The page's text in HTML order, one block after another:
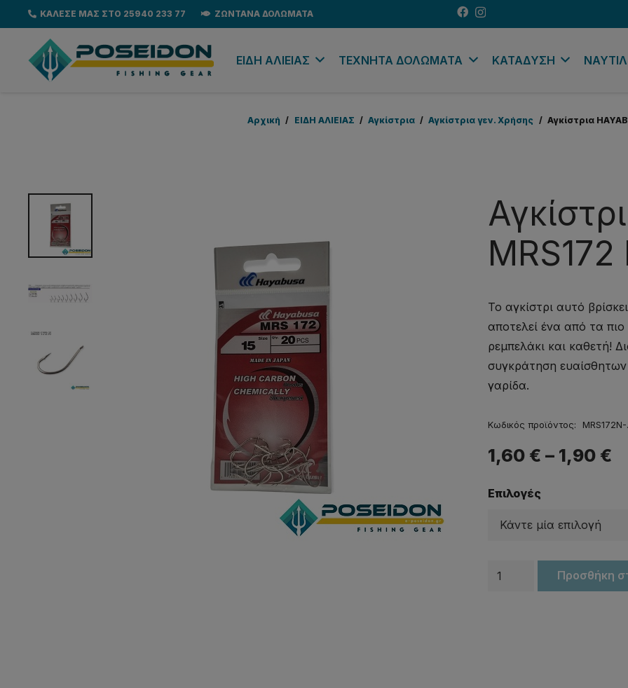
ΚΑΛΕΣΕ ΜΑΣ ΣΤΟ 25940 233 77 ΖΩΝΤΑΝΑ ΔΟΛΩΜΑΤΑ
EΙΔΗ ΑΛΙΕΙΑΣ ΤΕΧΝΗΤΑ ΔΟΛΩΜΑΤΑ ΚΑΤΑΔΥΣΗ
Αρχική / EΙΔΗ ΑΛΙΕΙΑΣ / Αγκίστρια / Αγκίστρια γεν. Χρήσης / Αγκίστρια
MRS172
Το αγκίστρι αυτό
αποτελεί ένα από τα
ρεμπελάκι και καθετή!
συγκράτηση
γαρίδα.
Κωδικός προϊόντος: MRS172N-
1,60 € – 1,90 €
Επιλογές
Αγκίστρια
HAYABUSA
Προσθήκη